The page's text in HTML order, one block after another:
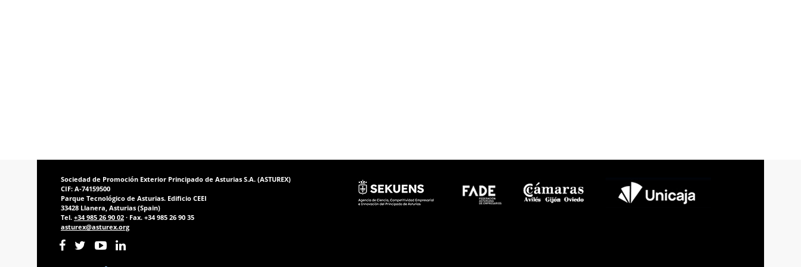
Sociedad de Promoción Exterior Principado de Asturias S.A. (ASTUREX)
CIF: A-74159500
Parque Tecnológico de Asturias. Edificio CEEI
33428 Llanera, Asturias (Spain)
Tel. +34 985 26 90 02 · Fax. +34 985 26 90 35
asturex@asturex.org